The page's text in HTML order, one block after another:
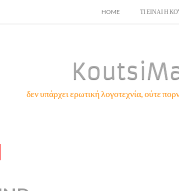
SKIP
HOME ΤΙ ΕΙΝΑΙ Η
δεν υπάρχει ερωτική λογοτεχνία, ούτε